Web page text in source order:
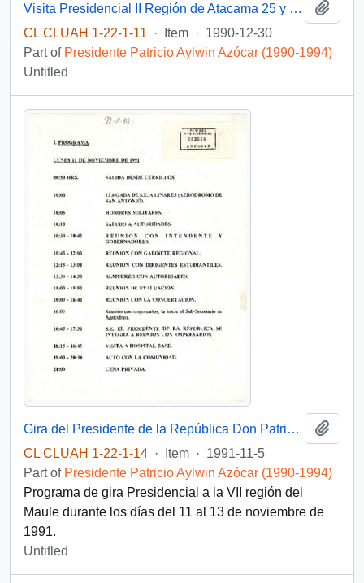
Visita Presidencial II Región de Atacama 25 y 26 de junio de 1991.
CL CLUAH 1-22-1-11
· Item · 1990-12-30
Part of Presidente Patricio Aylwin Azócar (1990-1994)
Untitled
Gira del Presidente de la República Don Patricio Aylwin Azocar a la VII Región del Maule (11-13 de Noviembre de 1991).
CL CLUAH 1-22-1-14 · Item · 1991-11-5
Part of Presidente Patricio Aylwin Azócar (1990-1994)
Programa de gira Presidencial a la VII región del
Maule durante los días del 11 al 13 de noviembre de
1991.
Untitled